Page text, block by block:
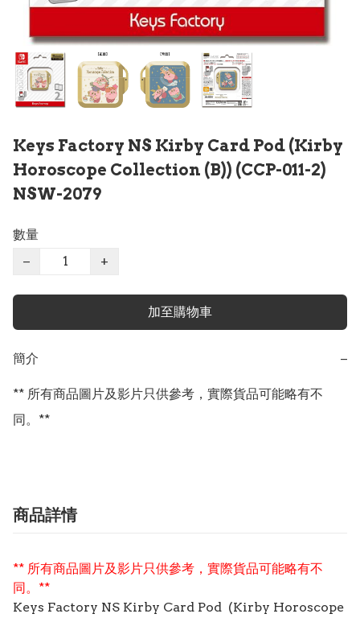
Keys Factory NS Kirby Card Pod (Kirby
Horoscope Collection (B)) (CCP-011-2)
NSW-2079
數量
−
+
加至購物車
簡介 −
** 所有商品圖片及影片只供參考，實際貨品可能略有不
同。**
商品詳情
** 所有商品圖片及影片只供參考，實際貨品可能略有不
同。**
Keys Factory NS Kirby Card Pod (Kirby Horoscope